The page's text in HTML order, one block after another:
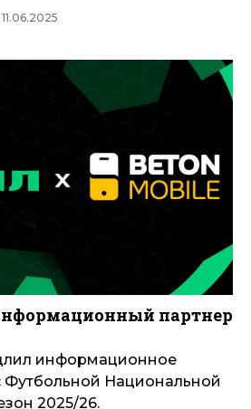
партнер
информационное
Футбольной Национальной
2025/26.